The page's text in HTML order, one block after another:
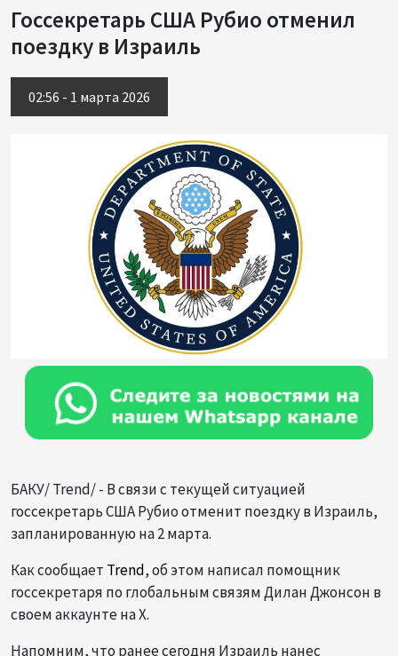
Госсекретарь США Рубио отменил
поездку в Израиль
02:56 - 1 марта 2026
БАКУ/ Trend/ - В связи с текущей ситуацией
госсекретарь США Рубио отменит поездку в Израиль,
запланированную на 2 марта.
Как сообщает Trend, об этом написал помощник
госсекретаря по глобальным связям Дилан Джонсон в
своем аккаунте на X.
Напомним, что ранее сегодня Израиль нанес